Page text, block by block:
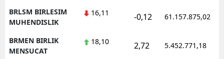
BRLSM BIRLESIM
MUHENDISLIK
16,11 -0,12 61.157.875,02
BRMEN BIRLIK
MENSUCAT
18,10 2,72 5.452.771,18